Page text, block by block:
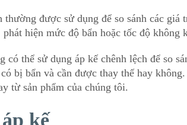
thường được sử dụng để so sánh các
phát hiện mức độ bẩn hoặc tốc độ
có thể sử dụng áp kế chênh lệch để so
bị bẩn và cần được thay thế hay
từ sản phẩm của chúng tôi.
kế